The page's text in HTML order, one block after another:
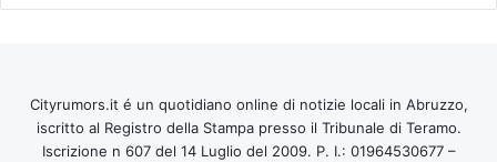
Cityrumors.it é un quotidiano online di notizie locali in Abruzzo,
iscritto al Registro della Stampa presso il Tribunale di Teramo.
Iscrizione n 607 del 14 Luglio del 2009. P. I.: 01964530677 –